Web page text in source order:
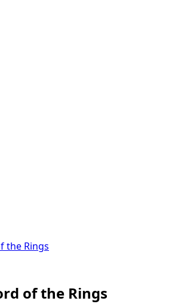
of the Rings